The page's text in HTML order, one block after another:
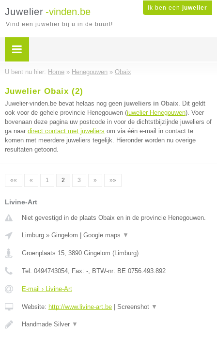
Ik ben een juwelier
Juwelier -vinden.be
Vind een juwelier bij u in de buurt!
U bent nu hier: Home » Henegouwen » Obaix
Juwelier Obaix (2)
Juwelier-vinden.be bevat helaas nog geen juweliers in Obaix. Dit geldt
ook voor de gehele provincie Henegouwen (juwelier Henegouwen). Voer
bovenaan deze pagina uw postcode in voor de dichtstbijzijnde juweliers of
ga naar direct contact met juweliers om via één e-mail in contact te
komen met meerdere juweliers tegelijk. Hieronder worden nu overige
resultaten getoond.
«« « 1 2 3 » »»
Livine-Art
Niet gevestigd in de plaats Obaix en in de provincie Henegouwen.
Limburg » Gingelom Google maps ▼
Groenplaats 15, 3890 Gingelom (Limburg)
Tel: 0494743054, Fax: -, BTW-nr: BE 0756.493.892
E-mail › Livine-Art
Website: http://www.livine-art.be Screenshot ▼
Handmade Silver ▼